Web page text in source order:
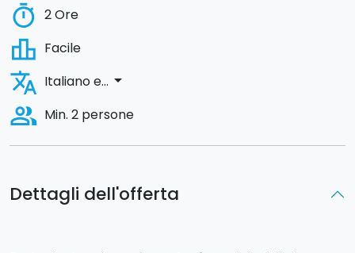
Dettagli dell'offerta
timer 2 Ore
leaderboard Facile
translate Italiano e... arrow_drop_down
people_alt Min. 2 persone